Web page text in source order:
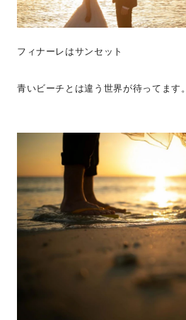
フィナーレはサンセット
青いビーチとは違う世界が待ってます。